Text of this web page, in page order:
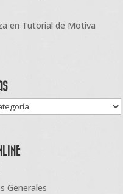
en Tutorial de Motiva
Generales